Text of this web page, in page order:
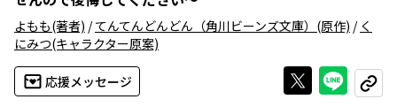
よもも(著者) /てんてんどんどん（角川ビーンズ文庫） (原作) / く
にみつ(キャラクター原案)
応援メッセージ Xで投稿する
ライン
コピー